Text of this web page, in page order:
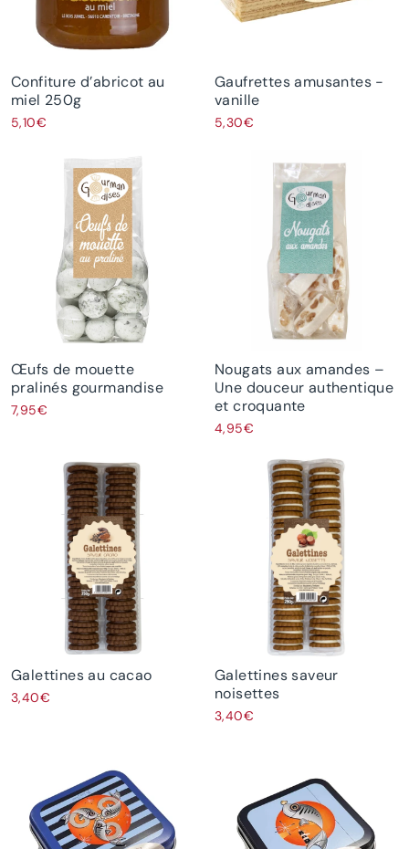
Confiture d’abricot au
miel 250g
5,10€
Gaufrettes amusantes -
vanille
5,30€
Œufs de mouette
pralinés gourmandise
7,95€
Nougats aux amandes –
Une douceur authentique
et croquante
4,95€
Galettines au cacao
3,40€
Galettines saveur
noisettes
3,40€